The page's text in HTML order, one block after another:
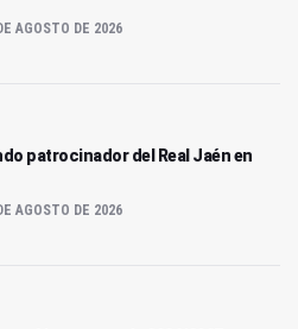
AGOSTO DE 2026
patrocinador del Real Jaén en
AGOSTO DE 2026